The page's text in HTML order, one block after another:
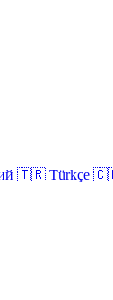
🇹🇷 Türkçe